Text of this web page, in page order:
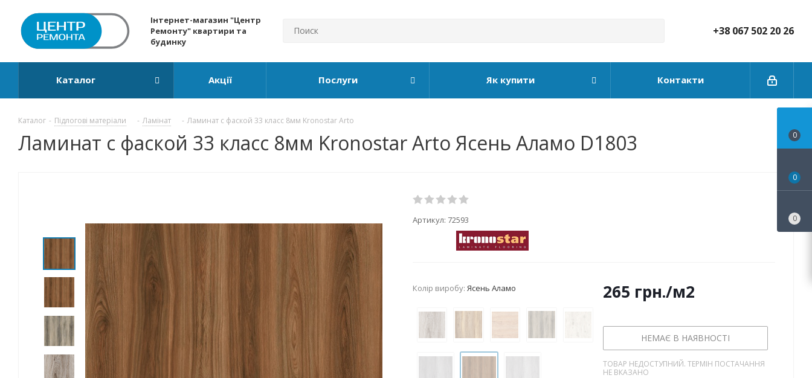
Інтернет-магазин "Центр
Ремонту" квартири та
будинку
+38 067 502 20 26
Каталог Акції Послуги Як купити Контакти
Каталог - Підлогові матеріали - Ламінат - Ламинат с фаской 33 класс 8мм Kronostar Arto
Ламинат с фаской 33 класс 8мм Kronostar Arto Ясень Аламо D1803
Артикул: 72593
Колір виробу: Ясень Аламо 265 грн./м2
НЕМАЄ В НАЯВНОСТІ
ТОВАР НЕДОСТУПНИЙ. ТЕРМІН ПОСТАЧАННЯ
НЕ ВКАЗАНО
0
0
0